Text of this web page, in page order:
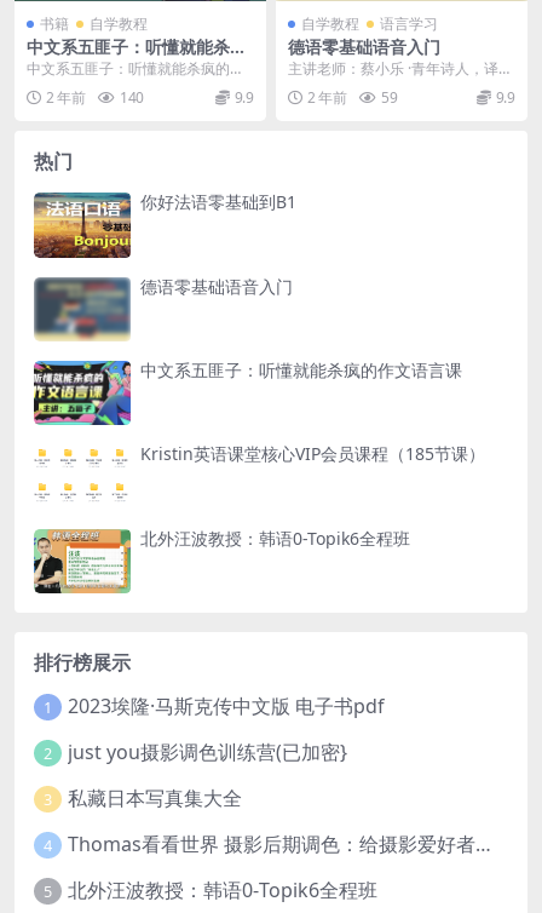
书籍 自学教程
中文系五匪子：听懂就能杀疯
的作文语言课
中文系五匪子：听懂就能杀疯的作
文语言课 126.3万 已完结 · 共20课
时 长...
2 年前 140 9.9
自学教程 语言学习
德语零基础语音入门
主讲老师：蔡小乐 ·青年诗人，译
者，德语文学硕士 ·中国人民大学德
语系丶中文系 ...
2 年前 59 9.9
热门
你好法语零基础到B1
德语零基础语音入门
中文系五匪子：听懂就能杀疯的作文语言课
Kristin英语课堂核心VIP会员课程（185节课）
北外汪波教授：韩语0-Topik6全程班
排行榜展示
1 2023埃隆·马斯克传中文版 电子书pdf
2 just you摄影调色训练营(已加密}
3 私藏日本写真集大全
4 Thomas看看世界 摄影后期调色：给摄影爱好者的色彩课 网盘下载
5 北外汪波教授：韩语0-Topik6全程班